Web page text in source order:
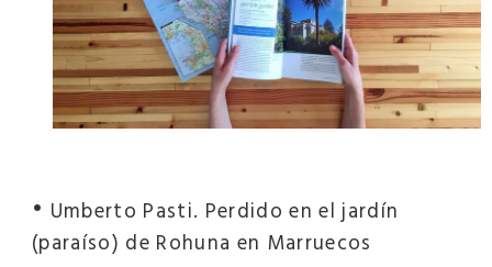
• Umberto Pasti. Perdido en el jardín
(paraíso) de Rohuna en Marruecos